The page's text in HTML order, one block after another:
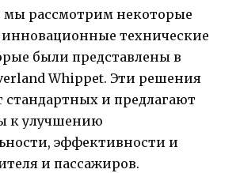
мы рассмотрим некоторые
технические
были представлены в
Whippet. Эти решения
стандартных и предлагают
к улучшению
эффективности и
и пассажиров.